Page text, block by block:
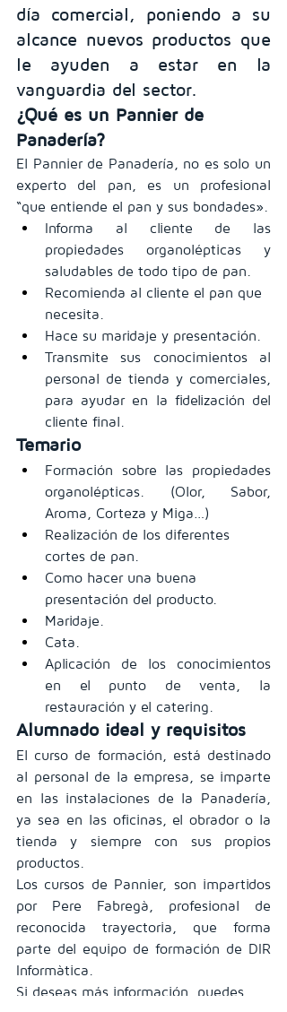
día comercial, poniendo a su
alcance nuevos productos que
le ayuden a estar en la
vanguardia del sector.
¿Qué es un Pannier de
Panadería?
El Pannier de Panadería, no es solo un
experto del pan, es un profesional
“que entiende el pan y sus bondades».
Informa al cliente de las
propiedades organolépticas y
saludables de todo tipo de pan.
Recomienda al cliente el pan que
necesita.
Hace su maridaje y presentación.
Transmite sus conocimientos al
personal de tienda y comerciales,
para ayudar en la fidelización del
cliente final.
Temario
Formación sobre las propiedades
organolépticas. (Olor, Sabor,
Aroma, Corteza y Miga…)
Realización de los diferentes
cortes de pan.
Como hacer una buena
presentación del producto.
Maridaje.
Cata.
Aplicación de los conocimientos
en el punto de venta, la
restauración y el catering.
Alumnado ideal y requisitos
El curso de formación, está destinado
al personal de la empresa, se imparte
en las instalaciones de la Panadería,
ya sea en las oficinas, el obrador o la
tienda y siempre con sus propios
productos.
Los cursos de Pannier, son impartidos
por Pere Fabregà, profesional de
reconocida trayectoria, que forma
parte del equipo de formación de DIR
Informàtica.
Si deseas más información, puedes